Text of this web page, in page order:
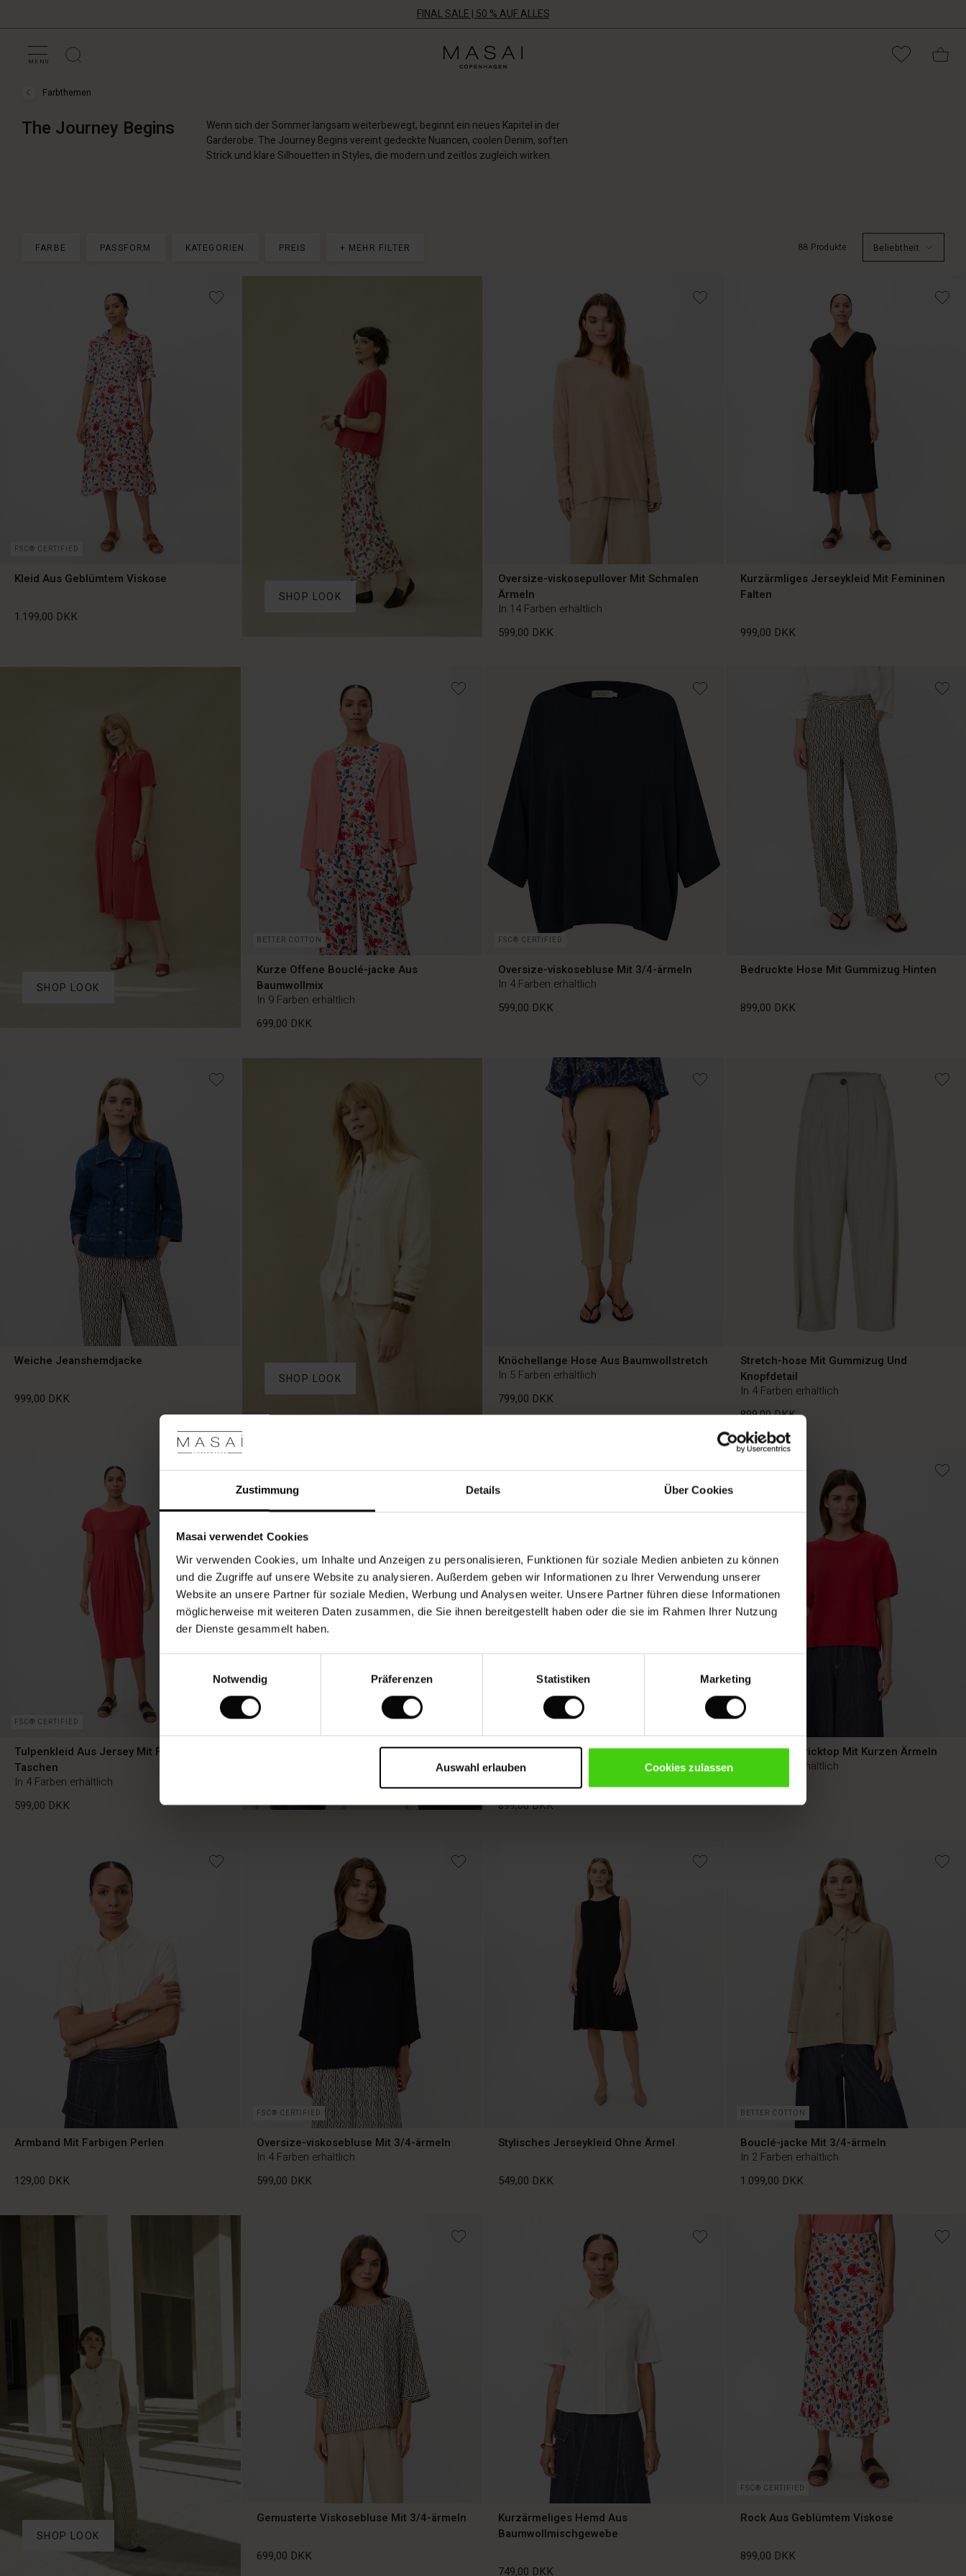
Zustimmung Details Über Cookies
Masai verwendet Cookies
Wir verwenden Cookies, um Inhalte und Anzeigen zu personalisieren, Funktionen für soziale Medien anbieten zu können
und die Zugriffe auf unsere Website zu analysieren. Außerdem geben wir Informationen zu Ihrer Verwendung unserer
Website an unsere Partner für soziale Medien, Werbung und Analysen weiter. Unsere Partner führen diese Informationen
möglicherweise mit weiteren Daten zusammen, die Sie ihnen bereitgestellt haben oder die sie im Rahmen Ihrer Nutzung
der Dienste gesammelt haben.
Notwendig
Präferenzen Statistiken Marketing
Auswahl erlauben Cookies zulassen
FINAL SALE | 50 % AUF ALLES
MENU
Masai
Clothing
Farbthemen
The
Journey
Farbthemen
The Journey Begins
Wenn sich der Sommer langsam weiterbewegt, beginnt ein neues Kapitel in der
Garderobe. The Journey Begins vereint gedeckte Nuancen, coolen Denim, soften
Strick und klare Silhouetten in Styles, die modern und zeitlos zugleich wirken.
FARBE PASSFORM KATEGORIEN PREIS + MEHR FILTER 88 Produkte Beliebtheit
FSC® CERTIFIED
Kleid Aus Geblümtem Viskose
1.199,00 DKK
SHOP LOOK
Oversize-viskosepullover Mit Schmalen
Ärmeln
In 14 Farben erhältlich
599,00 DKK
599,00 DKK
Kurzärmliges Jerseykleid Mit Femininen
Falten
999,00 DKK
SHOP LOOK
BETTER COTTON
Kurze Offene Bouclé-jacke Aus
Baumwollmix
In 9 Farben erhältlich
699,00 DKK
FSC® CERTIFIED
Oversize-viskosebluse Mit 3/4-ärmeln
In 4 Farben erhältlich
599,00 DKK
599,00 DKK
Bedruckte Hose Mit Gummizug Hinten
899,00 DKK
Weiche Jeanshemdjacke
999,00 DKK
SHOP LOOK
Knöchellange Hose Aus Baumwollstretch
In 5 Farben erhältlich
799,00 DKK
Stretch-hose Mit Gummizug Und
Knopfdetail
In 4 Farben erhältlich
899,00 DKK
FSC® CERTIFIED
Tulpenkleid Aus Jersey Mit Falten Und
Taschen
In 4 Farben erhältlich
599,00 DKK
Gemustertes Viskosehemd Mit 3/4-
ärmeln
899,00 DKK
Geripptes Stricktop Mit Kurzen Ärmeln
In 3 Farben erhältlich
699,00 DKK
Armband Mit Farbigen Perlen
129,00 DKK
FSC® CERTIFIED
Oversize-viskosebluse Mit 3/4-ärmeln
In 4 Farben erhältlich
599,00 DKK
Stylisches Jerseykleid Ohne Ärmel
549,00 DKK
BETTER COTTON
Bouclé-jacke Mit 3/4-ärmeln
In 2 Farben erhältlich
1.099,00 DKK
SHOP LOOK
Gemusterte Viskosebluse Mit 3/4-ärmeln
699,00 DKK
Kurzärmeliges Hemd Aus
Baumwollmischgewebe
749,00 DKK
FSC® CERTIFIED
Rock Aus Geblümtem Viskose
899,00 DKK